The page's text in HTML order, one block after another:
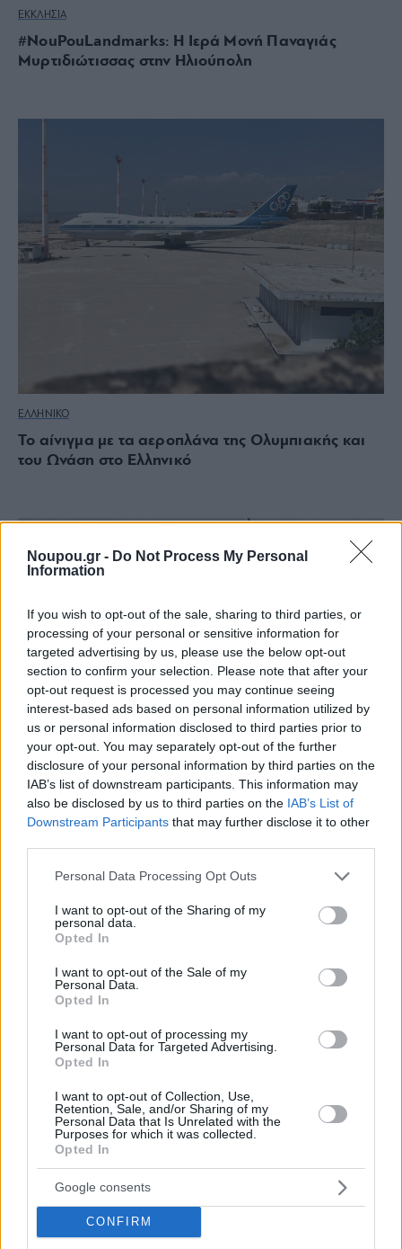
Noupou.gr - Do Not Process My Personal
Information
If you wish to opt-out of the sale, sharing to third parties, or
processing of your personal or sensitive information for
targeted advertising by us, please use the below opt-out
section to confirm your selection. Please note that after your
opt-out request is processed you may continue seeing
interest-based ads based on personal information utilized by
us or personal information disclosed to third parties prior to
your opt-out. You may separately opt-out of the further
disclosure of your personal information by third parties on the
IAB’s list of downstream participants. This information may
also be disclosed by us to third parties on the IAB’s List of
Downstream Participants that may further disclose it to other
Please note that this website/app uses one or more Google
not limited to your visit or usage behaviour. You may click to
grant or deny consent to Google and its third-party tags to
use your data for below specified purposes in below Google
consent section.
Personal Data Processing Opt Outs
I want to opt-out of the Sharing of my
personal data.
Opted In
I want to opt-out of the Sale of my
Personal Data.
Opted In
I want to opt-out of processing my
Personal Data for Targeted Advertising.
Opted In
I want to opt-out of Collection, Use,
Retention, Sale, and/or Sharing of my
Personal Data that Is Unrelated with the
Purposes for which it was collected.
Opted In
Google consents
CONFIRM
ΕΚΚΛΗΣΙΑ
#NouPouLandmarks: Η Ιερά Μονή Παναγιάς
Μυρτιδιώτισσας στην Ηλιούπολη
ΕΛΛΗΝΙΚΟ
Το αίνιγμα με τα αεροπλάνα της Ολυμπιακής και
του Ωνάση στο Ελληνικό
Πειραιάς: Μπήκαμε στο πλωτό μουσείο Hellas